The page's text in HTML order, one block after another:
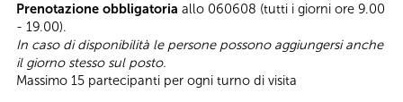
Prenotazione obbligatoria allo 060608 (tutti i giorni ore 9.00
- 19.00).
In caso di disponibilità le persone possono aggiungersi anche
il giorno stesso sul posto.
Massimo 15 partecipanti per ogni turno di visita